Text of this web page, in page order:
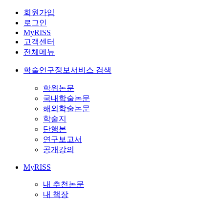
회원가입
로그인
MyRISS
고객센터
전체메뉴
학술연구정보서비스 검색
학위논문
국내학술논문
해외학술논문
학술지
단행본
연구보고서
공개강의
MyRISS
내 추천논문
내 책장